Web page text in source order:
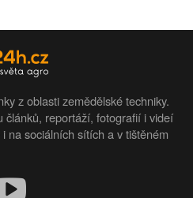
z oblasti zemědělské techniky.
článků, reportáží, fotografií i videí
na sociálních sítích a v tištěném